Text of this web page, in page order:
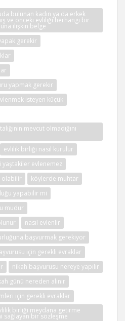
bulunan kadın ya da erkek
ve önceki evliliği herhangi bir
ilişkin belge
gerekir
yapmak gerekir
isteyen küçük
mevcut olmadığını
evlilik birliği nasıl kurulur
yaştakiler evlenemez
olabilir
köylerde muhtar
yapabilir mi
mudur
nasıl evlenlir
başvurmak gerekiyor
için gerekli evraklar
nikah başvurusu nereye yapılır
günü nereden alınır
için gerekli evraklar
birliği meydana getirme
sağlayan bir sözleşme